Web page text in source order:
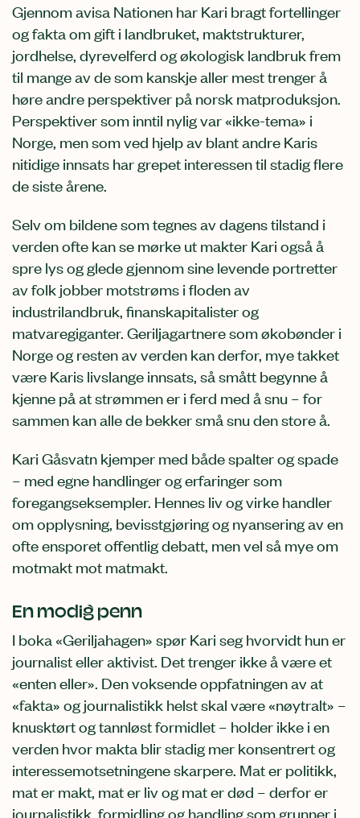
Gjennom avisa Nationen har Kari bragt fortellinger
og fakta om gift i landbruket, maktstrukturer,
jordhelse, dyrevelferd og økologisk landbruk frem
til mange av de som kanskje aller mest trenger å
høre andre perspektiver på norsk matproduksjon.
Perspektiver som inntil nylig var «ikke-tema» i
Norge, men som ved hjelp av blant andre Karis
nitidige innsats har grepet interessen til stadig flere
de siste årene.
Selv om bildene som tegnes av dagens tilstand i
verden ofte kan se mørke ut makter Kari også å
spre lys og glede gjennom sine levende portretter
av folk jobber motstrøms i floden av
industrilandbruk, finanskapitalister og
matvaregiganter. Geriljagartnere som økobønder i
Norge og resten av verden kan derfor, mye takket
være Karis livslange innsats, så smått begynne å
kjenne på at strømmen er i ferd med å snu – for
sammen kan alle de bekker små snu den store å.
Kari Gåsvatn kjemper med både spalter og spade
– med egne handlinger og erfaringer som
foregangseksempler. Hennes liv og virke handler
om opplysning, bevisstgjøring og nyansering av en
ofte ensporet offentlig debatt, men vel så mye om
motmakt mot matmakt.
En modig penn
I boka «Geriljahagen» spør Kari seg hvorvidt hun er
journalist eller aktivist. Det trenger ikke å være et
«enten eller». Den voksende oppfatningen av at
«fakta» og journalistikk helst skal være «nøytralt» –
knusktørt og tannløst formidlet – holder ikke i en
verden hvor makta blir stadig mer konsentrert og
interessemotsetningene skarpere. Mat er politikk,
mat er makt, mat er liv og mat er død – derfor er
journalistikk, formidling og handling som grunner i